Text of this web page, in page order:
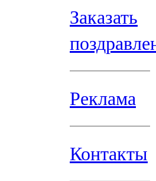
Заказать
Реклама
Контакты